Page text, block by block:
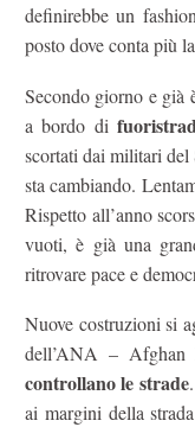
definirebbe un
posto dove conta più
Secondo giorno e già
a bordo di
scortati dai militari del
sta cambiando.
Rispetto all’anno
vuoti, è già una
ritrovare pace e
Nuove costruzioni si
dell’ANA –
controllano le strade
ai margini della